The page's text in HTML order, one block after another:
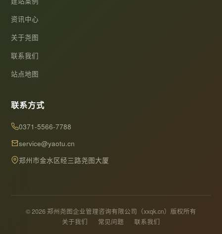
资讯中心
关于尧图
联系我们
站点地图
联系方式
0371-5566-7788
service@yaotu.cn
郑州市金水区经三路尧图大厦
© 2026 郑州尧图企业管理咨询有限公司（xxqk.cn）版权所有
关于我们
常见问题 联系我们